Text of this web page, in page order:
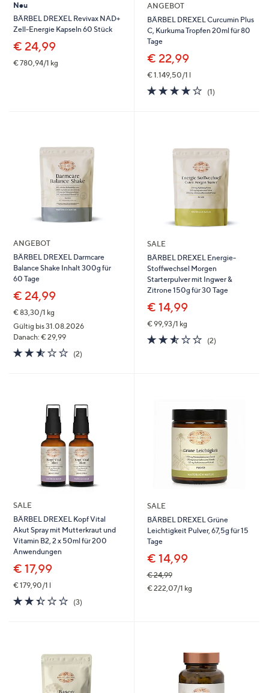
bzw.
rechts,
um
anzuzeigen.
Neu
BÄRBEL DREXEL Revivax NAD+
Zell-Energie Kapseln 60 Stück
€ 24,99
€ 780,94/1 kg
ANGEBOT
BÄRBEL DREXEL Curcumin Plus
C, Kurkuma Tropfen 20ml für 80
Tage
€ 22,99
€ 1.149,50/1 l
4.0
von
(1)1
ANGEBOT
BÄRBEL DREXEL Darmcare
Balance Shake Inhalt 300g für
60 Tage
€ 24,99
€ 83,30/1 kg
Gültig bis 31.08.2026
Danach: € 29,99
2.5
von
(2)2
SALE
BÄRBEL DREXEL Energie-
Stoffwechsel Morgen
Starterpulver mit Ingwer &
Zitrone 150g für 30 Tage
€ 14,99
€ 99,93/1 kg
2.5
von
(2)2
SALE
BÄRBEL DREXEL Kopf Vital
Akut Spray mit Mutterkraut und
Vitamin B2, 2 x 50ml für 200
Anwendungen
€ 17,99
€ 179,90/1 l
2.3
von
(3)3
SALE
BÄRBEL DREXEL Grüne
Leichtigkeit Pulver, 67,5g für 15
Tage
€ 14,99
€ 24,99
€ 222,07/1 kg